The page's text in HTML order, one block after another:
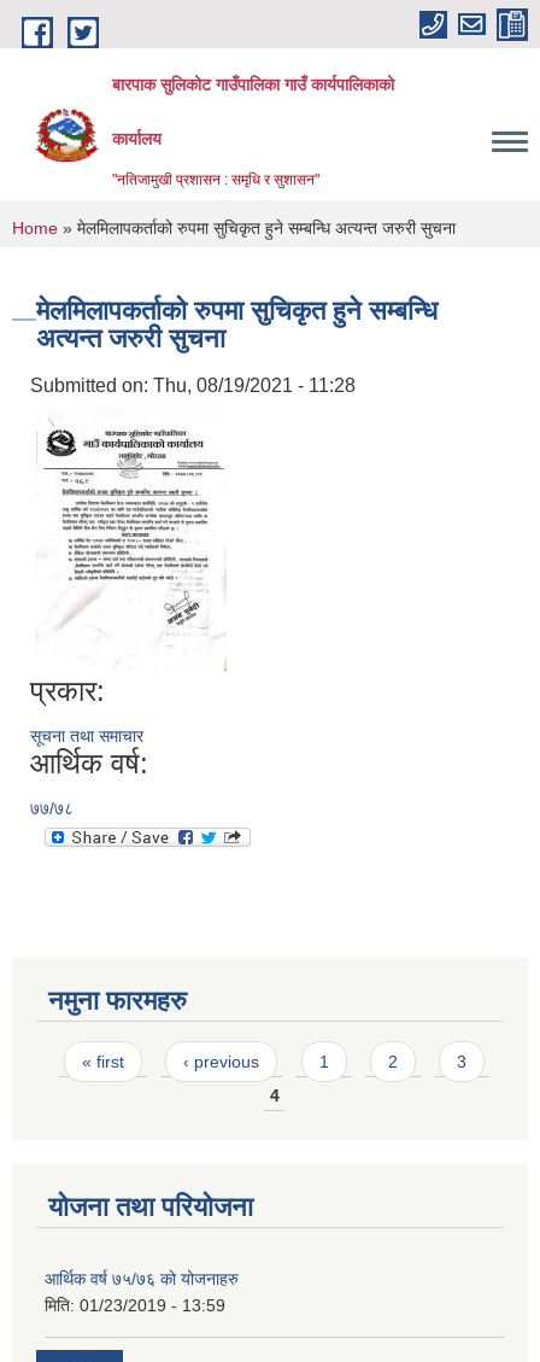
Skip to main content
बारपाक सुलिकोट गाउँपालिका गाउँ कार्यपालिकाको
कार्यालय
"नतिजामुखी प्रशासन : समृधि र सुशासन"
You are here
Home » मेलमिलापकर्ताको रुपमा सुचिकृत हुने सम्बन्धि अत्यन्त जरुरी सुचना
मेलमिलापकर्ताको रुपमा सुचिकृत हुने सम्बन्धि
अत्यन्त जरुरी सुचना
Submitted on: Thu, 08/19/2021 - 11:28
प्रकार:
सूचना तथा समाचार
आर्थिक वर्ष:
७७/७८
नमुना फारमहरु
Pages
« first ‹ previous 1 2
3
4
योजना तथा परियोजना
आर्थिक वर्ष ७५/७६ को योजनाहरु
मिति: 01/23/2019 - 13:59